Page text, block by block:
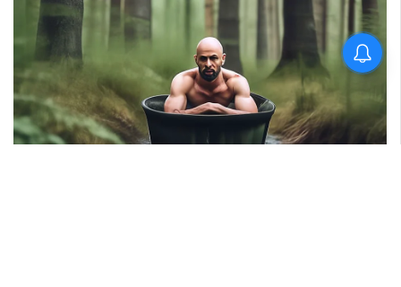
'കാതങ്ങൾ ദൂരെ'; 'ഇറ്റ്സ് എ
മെഡിക്കൽ മിറാക്കിൾ' ആദ്യ
ഗാനം പുറത്ത്